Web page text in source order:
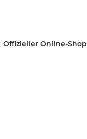
Offizieller Online-Shop